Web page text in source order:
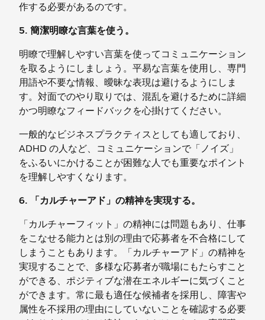
作する必要があるのです。
5. 簡潔明瞭な言葉を使う。
明瞭で理解しやすい言葉を使ってコミュニケーション
を取るようにしましょう。平易な言葉を使用し、専門
用語や不要な情報、曖昧な表現は避けるようにしま
す。対面でのやり取りでは、混乱を避けるために詳細
かつ明瞭なフィードバックを心掛けてください。
一般的なビジネスプラクティスとしても適しており、
ADHD の人など、コミュニケーションで「ノイズ」
をふるいにかけることが困難な人でも重要なポイント
を理解しやすくなります。
6. 「カルチャーアド」の精神を実現する。
「カルチャーフィット」の精神には問題もあり、仕事
をこなせる能力とは別の理由で応募者を不合格にして
しまうこともあります。「カルチャーアド」の精神を
実現することで、多様な応募者が職場にもたらすこと
ができる、ポジティブな潜在エネルギーに気づくこと
ができます。常に最も適任な候補者を採用し、障害や
属性を不採用の理由にしていないことを確認する必要